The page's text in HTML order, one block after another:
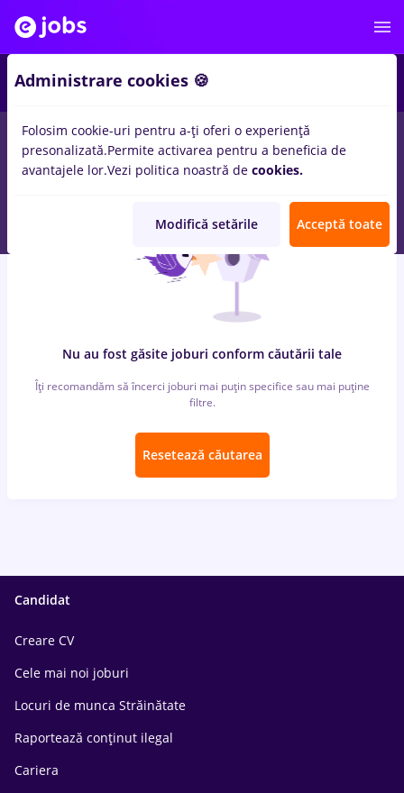
locuri de muncaoperare pc, Full timeinStrainatate
Medicina / Sanatate
Nu au fost găsite joburi conform căutării tale
Îți recomandăm să încerci joburi mai puțin specifice sau mai puține
filtre.
Resetează căutarea
Candidat
Creare CV
Cele mai noi joburi
Locuri de munca Străinătate
Raportează conținut ilegal
Cariera
Administrare cookies 🍪
Folosim cookie-uri pentru a-ți oferi o experiență
presonalizată.Permite activarea pentru a beneficia de
avantajele lor.Vezi politica noastră de cookies.
Modifică setările Acceptă toate